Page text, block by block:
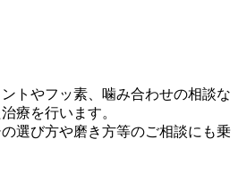
トやフッ素、噛み合わせの相談な
療を行います。
選び方や磨き方等のご相談にも乗